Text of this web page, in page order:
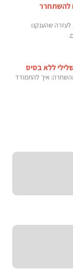
להשתחרר
לעזרה שהענקנו
ללא בסיס
מהשחרה: איך להתמודד